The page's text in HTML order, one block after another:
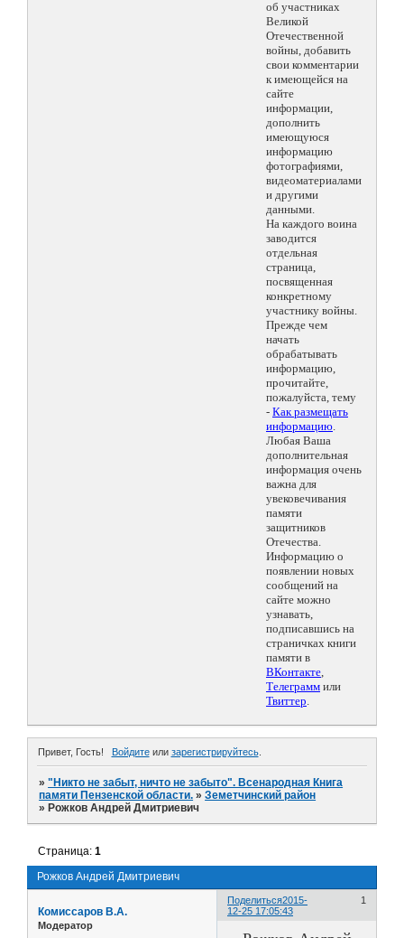
об участниках
Великой
Отечественной
войны, добавить
свои комментарии
к имеющейся на
сайте
информации,
дополнить
имеющуюся
информацию
фотографиями,
видеоматериалами
и другими
данными.
На каждого воина
заводится
отдельная
страница,
посвященная
конкретному
участнику войны.
Прежде чем
начать
обрабатывать
информацию,
прочитайте,
пожалуйста, тему
- Как размещать
информацию.
Любая Ваша
дополнительная
информация очень
важна для
увековечивания
памяти
защитников
Отечества.
Информацию о
появлении новых
сообщений на
сайте можно
узнавать,
подписавшись на
страничках книги
памяти в
ВКонтакте,
Телеграмм или
Твиттер.
Привет, Гость! Войдитеили зарегистрируйтесь.
»"Никто не забыт, ничто не забыто". Всенародная Книга
памяти Пензенской области. »Земетчинский район
» Рожков Андрей Дмитриевич
Рожков Андрей Дмитриевич
Страница:1
Поделиться 1
2015-
12-25 17:05:43
Комиссаров В.А.
Модератор